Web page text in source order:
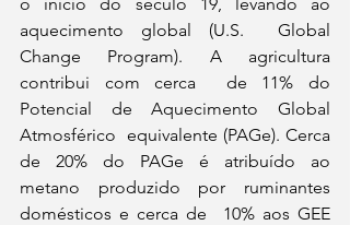
aquecimento global (U.S.  Global
Change Program). A agricultura
contribui com cerca  de 11% do
Potencial de Aquecimento Global
Atmosférico  equivalente (PAGe). Cerca
de 20% do PAGe é atribuído ao
metano produzido por ruminantes
domésticos e cerca de  10% aos GEE